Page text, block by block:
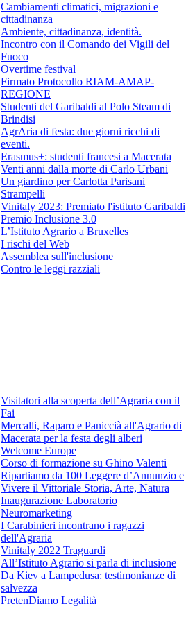
Cambiamenti climatici, migrazioni e
cittadinanza
Ambiente, cittadinanza, identità.
Incontro con il Comando dei Vigili del
Fuoco
Overtime festival
Firmato Protocollo RIAM-AMAP-
REGIONE
Studenti del Garibaldi al Polo Steam di
Brindisi
AgrAria di festa: due giorni ricchi di
eventi.
Erasmus+: studenti francesi a Macerata
Venti anni dalla morte di Carlo Urbani
Un giardino per Carlotta Parisani
Strampelli
Vinitaly 2023: Premiato l'istituto Garibaldi
Premio Inclusione 3.0
L’Istituto Agrario a Bruxelles
I rischi del Web
Assemblea sull'inclusione
Contro le leggi razziali
Visitatori alla scoperta dell’Agraria con il
Fai
Mercalli, Raparo e Paniccià all'Agrario di
Macerata per la festa degli alberi
Welcome Europe
Corso di formazione su Ghino Valenti
Ripartiamo da 100 Leggere d’Annunzio e
Vivere il Vittoriale Storia, Arte, Natura
Inaugurazione Laboratorio
Neuromarketing
I Carabinieri incontrano i ragazzi
dell'Agraria
Vinitaly 2022 Traguardi
All’Istituto Agrario si parla di inclusione
Da Kiev a Lampedusa: testimonianze di
salvezza
PretenDiamo Legalità